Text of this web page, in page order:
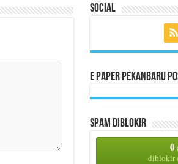
Social
E Paper Pekanbaru
Spam Diblokir
0
diblokir